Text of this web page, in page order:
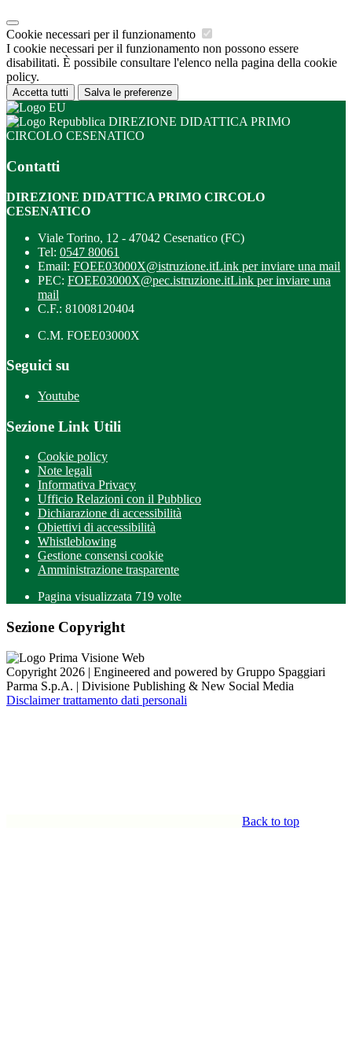
Cookie necessari per il funzionamento
I cookie necessari per il funzionamento non possono essere
disabilitati. È possibile consultare l'elenco nella pagina della cookie
policy.
Accetta tutti Salva le preferenze
DIREZIONE DIDATTICA PRIMO
CIRCOLO CESENATICO
Contatti
DIREZIONE DIDATTICA PRIMO CIRCOLO
CESENATICO
Viale Torino, 12 - 47042 Cesenatico (FC)
Tel: 0547 80061
Email: FOEE03000X@istruzione.itLink per inviare una mail
PEC: FOEE03000X@pec.istruzione.itLink per inviare una
mail
C.F.: 81008120404
C.M. FOEE03000X
Seguici su
Youtube
Sezione Link Utili
Cookie policy
Note legali
Informativa Privacy
Ufficio Relazioni con il Pubblico
Dichiarazione di accessibilità
Obiettivi di accessibilità
Whistleblowing
Gestione consensi cookie
Amministrazione trasparente
Pagina visualizzata 719 volte
Sezione Copyright
Copyright 2026 | Engineered and powered by Gruppo Spaggiari
Parma S.p.A. | Divisione Publishing & New Social Media
Disclaimer trattamento dati personali
Back to top